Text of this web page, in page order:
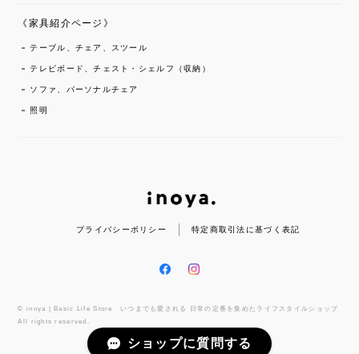
《家具紹介ページ》
テーブル、チェア、スツール
テレビボード、チェスト・シェルフ（収納）
ソファ、パーソナルチェア
照明
プライバシーポリシー 特定商取引法に基づく表記
© inoya | Basic Life Store いつまでも愛される 日常の定番を集めたライフスタイルショップ
All rights reserved.
ショップに質問する